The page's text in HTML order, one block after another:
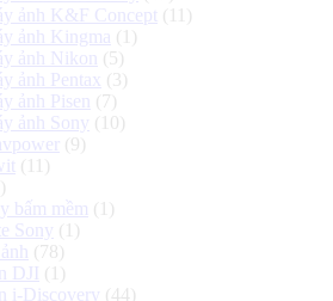
ảnh K&F Concept (11)
ảnh Kingma (1)
ảnh Nikon
(5)
ảnh Pentax (3)
ảnh Pisen
(7)
ảnh Sony (10)
(9)
(11)
bấm mềm (1)
Sony (1)
(78)
DJI (1)
i-Discovery (44)